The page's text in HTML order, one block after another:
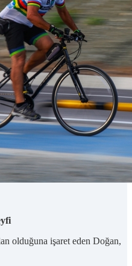
olduğuna işaret eden Doğan,